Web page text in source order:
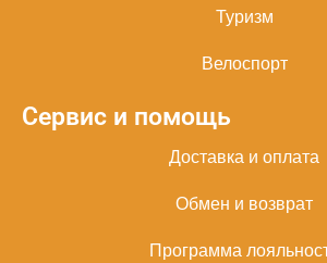
Туризм
Велоспорт
Сервис и помощь
Доставка и оплата
Обмен и возврат
Программа